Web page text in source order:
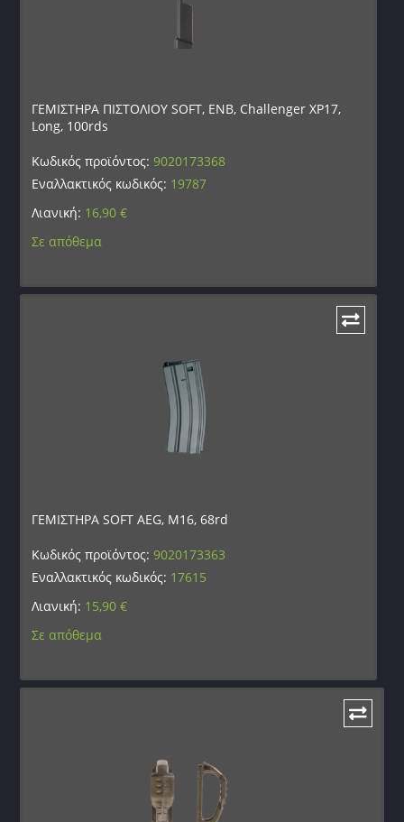
ΓΕΜΙΣΤΗΡΑ ΠΙΣΤΟΛΙΟΥ SOFT, ENB, Challenger XP17,
Long, 100rds
Κωδικός προϊόντος:9020173368
Εναλλακτικός κωδικός: 19787
Λιανική: 16,90€
Σε απόθεμα
ΓΕΜΙΣΤΗΡΑ SOFT AEG, M16, 68rd
Κωδικός προϊόντος:9020173363
Εναλλακτικός κωδικός: 17615
Λιανική: 15,90€
Σε απόθεμα